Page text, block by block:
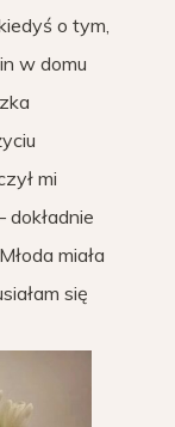
o tym,
w domu
mi
dokładnie
miała
się